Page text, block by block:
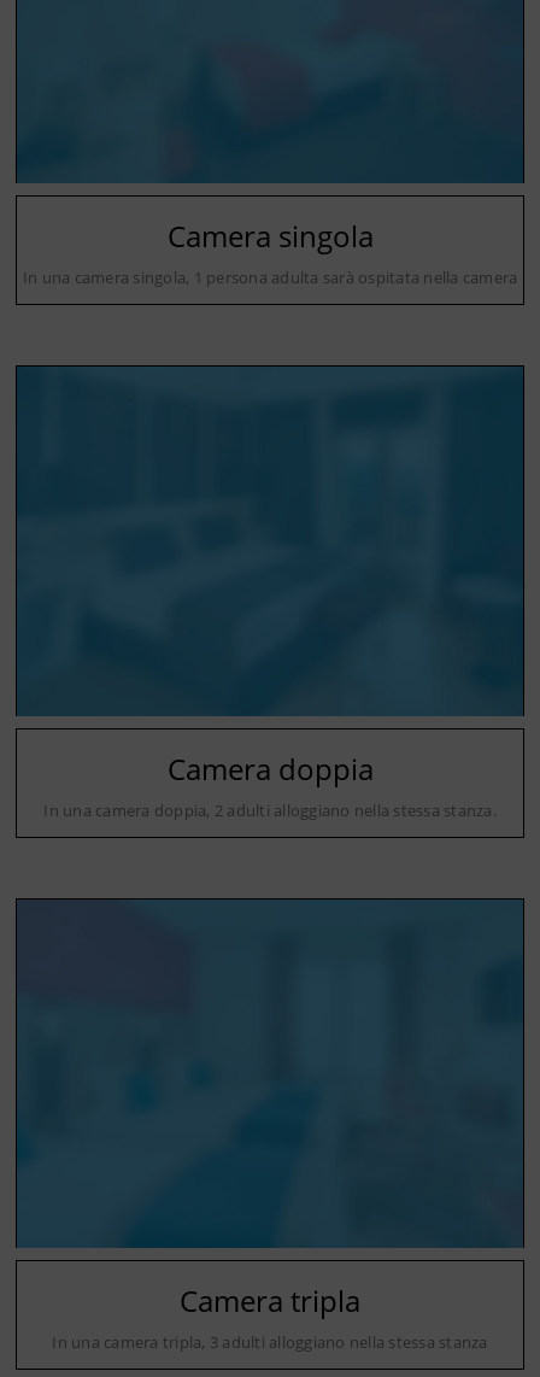
Camera singola
In una camera singola, 1 persona adulta sarà ospitata nella camera
Camera doppia
In una camera doppia, 2 adulti alloggiano nella stessa stanza.
Camera tripla
In una camera tripla, 3 adulti alloggiano nella stessa stanza